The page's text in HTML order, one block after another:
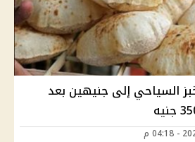
السياحي إلى جنيهين بعد